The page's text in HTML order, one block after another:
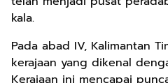
kala.
Pada abad IV, Kalimantan
kerajaan yang dikenal
Kerajaan ini mencapai